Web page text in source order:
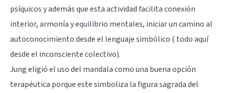
psíquicos y además que esta actividad facilita conexión
interior, armonía y equilibrio mentales, iniciar un camino al
autoconocimiento desde el lenguaje simbólico ( todo aquí
desde el inconsciente colectivo).
Jung eligió el uso del mandala como una buena opción
terapéutica porque este simboliza la figura sagrada del